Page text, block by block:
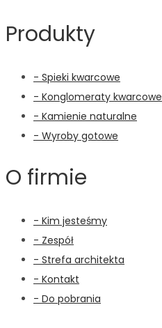
Produkty
- Spieki kwarcowe
- Konglomeraty kwarcowe
- Kamienie naturalne
- Wyroby gotowe
O firmie
- Kim jesteśmy
- Zespół
- Strefa architekta
- Kontakt
- Do pobrania